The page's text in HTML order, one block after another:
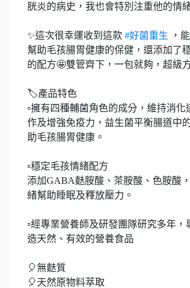
胱炎的病史，我也會特別注重他的情緒
✨這次很幸運收到這款 #好菌重生 ，
幫助毛孩腸胃健康的保健，還添加了
的配方🤩雙管齊下，一包就夠，超級
🏷️產品特色
▫️擁有四種輔菌角色的成分，維持消化
作及增強免疫力，益生菌平衡腸道中
助毛孩腸胃健康。
▫️穩定毛孩情緒配方
添加GABA麩胺酸、茶胺酸、色胺酸
緒幫助睡眠及釋放壓力。
▫️經專業營養師及研發團隊研究多年，
造天然、有效的營養食品
🎈無麩質
🎈天然原物料萃取